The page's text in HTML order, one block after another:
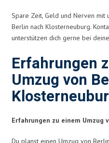
Spare Zeit, Geld und Nerven mit
Berlin nach Klosterneuburg.
unterstützen dich gerne bei
Erfahrungen
Umzug von
Erfahrungen zu einem Umzug
Du planst einen Umzug von